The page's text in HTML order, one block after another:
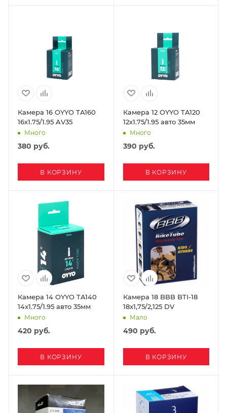
Камера 16 OYYO TA160
16х1.75/1.95 AV35
Много
380 руб.
В КОРЗИНУ
Камера 12 OYYO TA120
12х1.75/1.95 авто 35мм
Много
390 руб.
В КОРЗИНУ
Камера 14 OYYO TA140
14x1.75/1.95 авто 35мм
Много
420 руб.
В КОРЗИНУ
Камера 18 BBB BTI-18
18x1,75/2,125 DV
Мало
490 руб.
В КОРЗИНУ